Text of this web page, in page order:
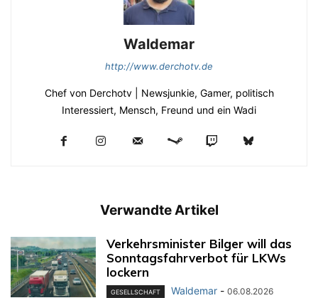
Waldemar
http://www.derchotv.de
Chef von Derchotv | Newsjunkie, Gamer, politisch
Interessiert, Mensch, Freund und ein Wadi
Verwandte Artikel
Verkehrsminister Bilger will das
Sonntagsfahrverbot für LKWs
lockern
GESELLSCHAFT Waldemar - 06.08.2026